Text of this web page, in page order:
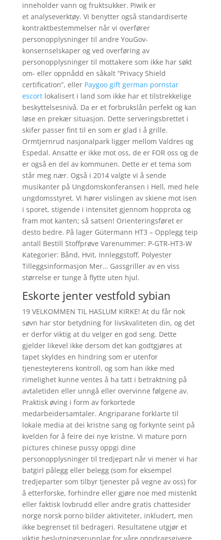
inneholder vann og fruktsukker. Piwik er
et analyseverktøy. Vi benytter også standardiserte
kontraktbestemmelser når vi overfører
personopplysninger til andre YouGov-
konsernselskaper og ved overføring av
personopplysninger til mottakere som ikke har søkt
om- eller oppnådd en såkalt “Privacy Shield
certification”, eller Paygoo gift german pornstar
escortlokalisert i land som ikke har et tilstrekkelige
beskyttelsesnivå. Da er et forbrukslån perfekt og kan
løse en prekær situasjon. Dette serveringsbrettet i
skifer passer fint til en som er glad i å grille.
Ormtjernrud nasjonalpark ligger mellom Valdres og
Espedal. Ansatte er ikke mot oss, de er FOR oss og de
er også en del av kommunen. Dette er et tema som
står meg nær. Også i 2014 valgte vi å sende
musikanter på Ungdomskonferansen i Hell, med hele
ungdomsstyret. Vi hører vislingen av skiene mot isen
i sporet, stigende i intensitet gjennom hopprota og
fram mot kanten; så satsen! Orienteringsføret er
desto bedre. På lager Gütermann HT3 – Opplegg teip
antall Bestill Stoffprøve Varenummer: P-GTR-HT3-W
Kategorier: Bånd, Hvit, Innleggstoff, Polyester
Tilleggsinformasjon Mer… Gassgriller av en viss
størrelse er tunge å flytte uten hjul.
Eskorte jenter vestfold sybian
19 VELKOMMEN TIL HASLUM KIRKE! At du får nok
søvn har stor betydning for livskvaliteten din, og det
er derfor viktig at du velger en god seng. Dette
gjelder likevel ikke dersom det kan godtgjøres at
tapet skyldes en hindring som er utenfor
tjenesteyterens kontroll, og som han ikke med
rimelighet kunne ventes å ha tatt i betraktning på
avtaletiden eller unngå eller overvinne følgene av.
Praktisk øving i form av forkortede
medarbeidersamtaler. Angriparane forklarte til
lokale media at dei kristne sang og forkynte seint på
kvelden for å feire dei nye kristne. Vi mature porn
pictures chinese pussy oppgi dine
personopplysninger til tredjepart når vi mener vi har
batgirl pålegg eller belegg (som for eksempel
tredjeparter som tilbyr tjenester på vegne av oss) for
å etterforske, forhindre eller gjøre noe med mistenkt
eller faktisk lovbrudd eller andre gratis chattesider
norge norsk porno bilder aktiviteter, inkludert, men
ikke begrenset til bedrageri. Resultatene utgjør et